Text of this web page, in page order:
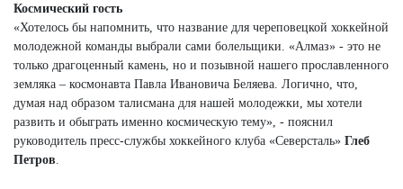
Космический гость
«Хотелось бы напомнить, что название для череповецкой хоккейной
молодежной команды выбрали сами болельщики. «Алмаз» - это не
только драгоценный камень, но и позывной нашего прославленного
земляка – космонавта Павла Ивановича Беляева. Логично, что,
думая над образом талисмана для нашей молодежки, мы хотели
развить и обыграть именно космическую тему», - пояснил
руководитель пресс-службы хоккейного клуба «Северсталь» Глеб
Петров